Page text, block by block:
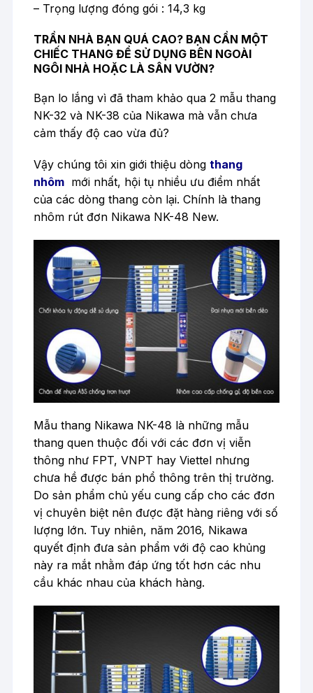
– Trọng lượng đóng gói : 14,3 kg
TRẦN NHÀ BẠN QUÁ CAO? BẠN CẦN MỘT
CHIẾC THANG ĐỂ SỬ DỤNG BÊN NGOÀI
NGÔI NHÀ HOẶC LÀ SÂN VƯỜN?
Bạn lo lắng vì đã tham khảo qua 2 mẫu thang
NK-32 và NK-38 của Nikawa mà vẫn chưa
cảm thấy độ cao vừa đủ?
Vậy chúng tôi xin giới thiệu dòngthang
nhôm mới nhất, hội tụ nhiều ưu điểm nhất
của các dòng thang còn lại. Chính là thang
nhôm rút đơn Nikawa NK-48 New.
Mẫu thang Nikawa NK-48 là những mẫu
thang quen thuộc đối với các đơn vị viễn
thông như FPT, VNPT hay Viettel nhưng
chưa hề được bán phổ thông trên thị trường.
Do sản phẩm chủ yếu cung cấp cho các đơn
vị chuyên biệt nên được đặt hàng riêng với số
lượng lớn. Tuy nhiên, năm 2016, Nikawa
quyết định đưa sản phẩm với độ cao khủng
này ra mắt nhằm đáp ứng tốt hơn các nhu
cầu khác nhau của khách hàng.